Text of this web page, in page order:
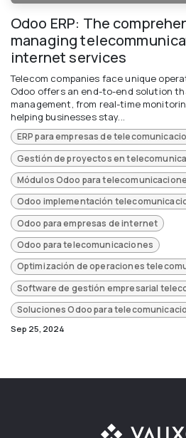
Odoo ERP: The
managing
internet services
Telecom companies face unique
Odoo offers an end-to-end solution
management, from real-time
helping businesses stay...
ERP para empresas de
Gestión de proyectos en
Módulos Odoo para
Odoo implementación
Odoo para empresas de internet
Odoo para telecomunicaciones
Optimización de operaciones
Software de gestión empresarial
Soluciones Odoo para
Sep 25, 2024